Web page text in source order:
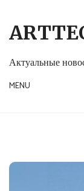
content
Актуальные
MENU